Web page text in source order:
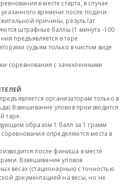
в месте старта, в случае
времени после подачи
причины, результат
штрафные баллы (1 минута -100
предъявляется в таре
судьям только в чистом виде
соревнования с зачехленными
организаторам только в
Взвешивание уловов производится
таре.
образом 1 балл за 1 грамм
определяются места в
после финиша в месте
Взвешивание уловов
весах (стационарных) с точностью
документацией на весы, но не